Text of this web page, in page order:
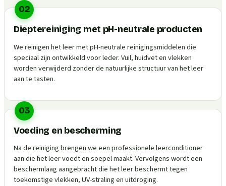
02
Dieptereiniging met pH-neutrale producten
We reinigen het leer met pH-neutrale reinigingsmiddelen die
speciaal zijn ontwikkeld voor leder. Vuil, huidvet en vlekken
worden verwijderd zonder de natuurlijke structuur van het leer
aan te tasten.
03
Voeding en bescherming
Na de reiniging brengen we een professionele leerconditioner
aan die het leer voedt en soepel maakt. Vervolgens wordt een
beschermlaag aangebracht die het leer beschermt tegen
toekomstige vlekken, UV-straling en uitdroging.